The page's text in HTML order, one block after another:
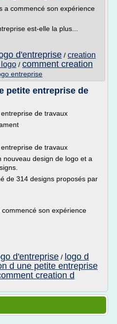
a commencé son expérience
est-elle la plus...
d'entreprise / creation
/ comment creation
entreprise
petite entreprise de
de travaux
de travaux
design de logo et a
de 314 designs proposés par
son expérience
d'entreprise / logo d
d une petite entreprise
creation d